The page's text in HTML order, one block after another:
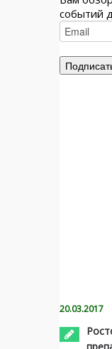
событий
20.03.2017